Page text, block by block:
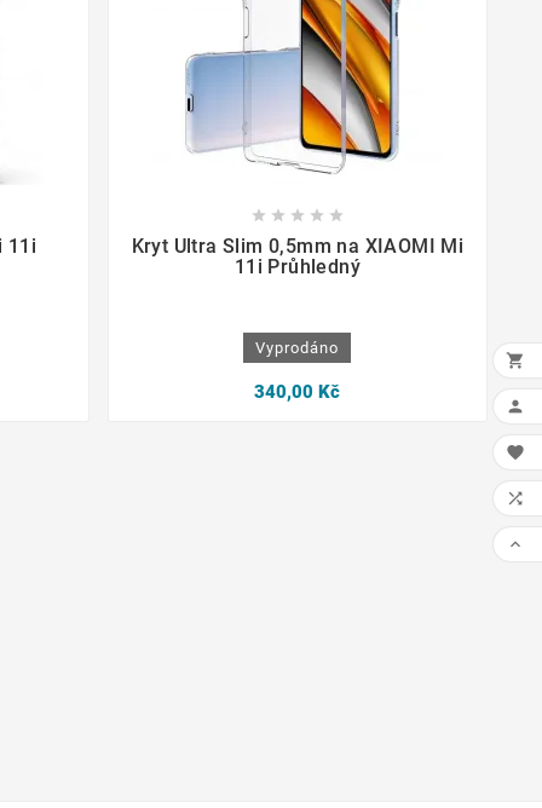
11i
    
Kryt Ultra Slim 0,5mm na XIAOMI Mi
11i Průhledný
Vyprodáno
340,00 Kč




